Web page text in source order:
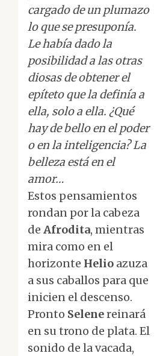
cargado de un plumazo
lo que se presuponía.
Le había dado la
posibilidad a las otras
diosas de obtener el
epíteto que la definía a
ella, solo a ella. ¿Qué
hay de bello en el poder
o en la inteligencia? La
belleza está en el
amor…
Estos pensamientos
rondan por la cabeza
de Afrodita, mientras
mira como en el
horizonte Helio azuza
a sus caballos para que
inicien el descenso.
Pronto Selenereinará
en su trono de plata. El
sonido de la vacada,